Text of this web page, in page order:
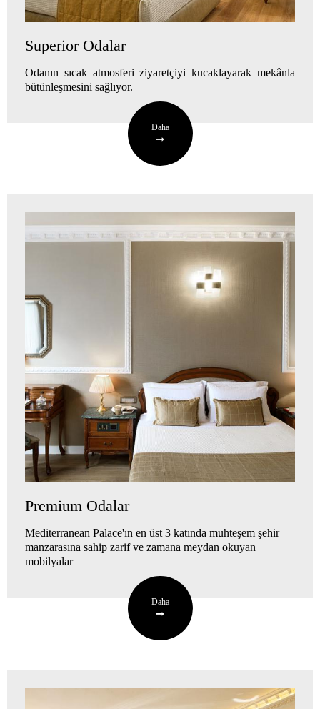
Superior Odalar
Odanın sıcak atmosferi ziyaretçiyi kucaklayarak mekânla
bütünleşmesini sağlıyor.
Daha
Premium Odalar
Mediterranean Palace'ın en üst 3 katında muhteşem şehir
manzarasına sahip zarif ve zamana meydan okuyan
mobilyalar
Daha